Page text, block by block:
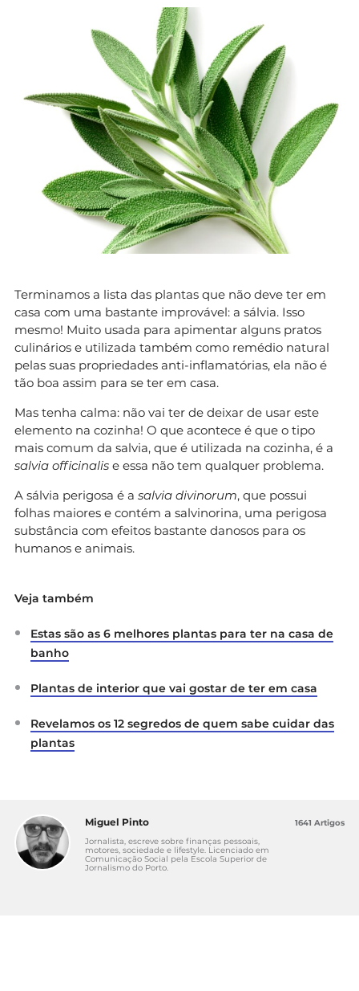
Terminamos a lista das plantas que não deve ter em
casa com uma bastante improvável: a sálvia. Isso
mesmo! Muito usada para apimentar alguns pratos
culinários e utilizada também como remédio natural
pelas suas propriedades anti-inflamatórias, ela não é
tão boa assim para se ter em casa.
Mas tenha calma: não vai ter de deixar de usar este
elemento na cozinha! O que acontece é que o tipo
mais comum da salvia, que é utilizada na cozinha, é a
salvia officinalis e essa não tem qualquer problema.
A sálvia perigosa é a salvia divinorum, que possui
folhas maiores e contém a salvinorina, uma perigosa
substância com efeitos bastante danosos para os
humanos e animais.
Veja também
Estas são as 6 melhores plantas para ter na casa de
banho
Plantas de interior que vai gostar de ter em casa
Revelamos os 12 segredos de quem sabe cuidar das
plantas
Miguel Pinto
Jornalista, escreve sobre finanças pessoais,
motores, sociedade e lifestyle. Licenciado em
Comunicação Social pela Escola Superior de
Jornalismo do Porto.
1641 Artigos